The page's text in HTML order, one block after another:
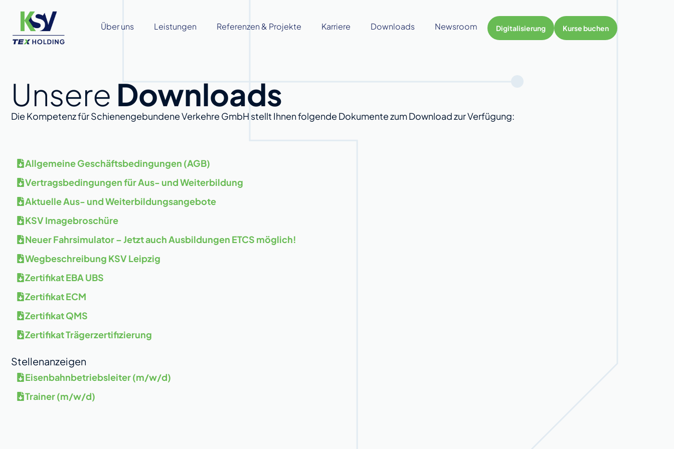
Über uns Leistungen Referenzen & Projekte Karriere Downloads Newsroom Digitalisierung Kurse buchen
Unsere Downloads
Die Kompetenz für Schienengebundene Verkehre GmbH stellt Ihnen folgende Dokumente zum Download zur Verfügung:
Allgemeine Geschäftsbedingungen (AGB)
Vertragsbedingungen für Aus- und Weiterbildung
Aktuelle Aus- und Weiterbildungsangebote
KSV Imagebroschüre
Neuer Fahrsimulator – Jetzt auch Ausbildungen ETCS möglich!
Wegbeschreibung KSV Leipzig
Zertifikat EBA UBS
Zertifikat ECM
Zertifikat QMS
Zertifikat Trägerzertifizierung
Stellenanzeigen
Eisenbahnbetriebsleiter (m/w/d)
Trainer (m/w/d)